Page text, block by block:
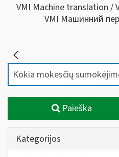
VMI Machine translation
VMI Машинний
Paieška
Kategorijos